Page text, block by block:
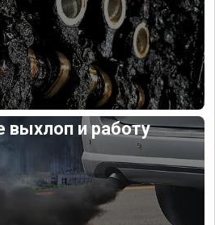
выхлоп и работу